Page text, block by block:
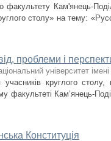
Кам'янець-
столу» на тему:
проблеми і
університет
учасників круглого
факультеті Кам’янець-
Конституція